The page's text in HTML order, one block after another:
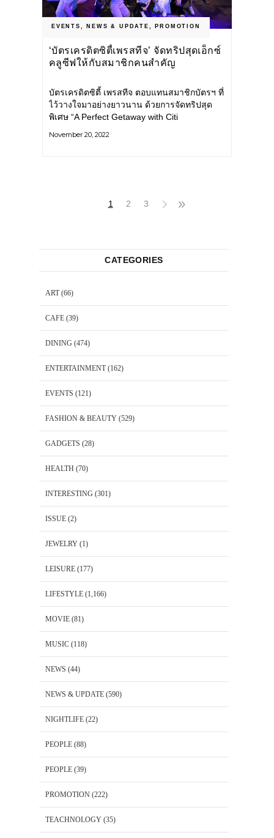
EVENTS , NEWS & UPDATE , PROMOTION
‘บัตรเครดิตซิตี้เพรสทีจ’ จัดทริปสุดเอ็กซ์
คลูซีฟให้กับสมาชิกคนสำคัญ
บัตรเครดิตซิตี้ เพรสทีจ ตอบแทนสมาชิกบัตรฯ ที่
ไว้วางใจมาอย่างยาวนาน ด้วยการจัดทริปสุด
พิเศษ “A Perfect Getaway with Citi
พร้อมร่วมชมมินิคอนเสิร์ตจาก เจ
November 20, 2022
1 2 3
CATEGORIES
ART(66)
CAFE (39)
DINING (474)
ENTERTAINMENT(162)
EVENTS (121)
FASHION & BEAUTY (529)
GADGETS (28)
HEALTH (70)
INTERESTING (301)
ISSUE (2)
JEWELRY (1)
LEISURE (177)
LIFESTYLE (1,166)
MOVIE (81)
MUSIC (118)
NEWS (44)
NEWS & UPDATE (590)
NIGHTLIFE (22)
PEOPLE (88)
PEOPLE (39)
PROMOTION (222)
TEACHNOLOGY (35)